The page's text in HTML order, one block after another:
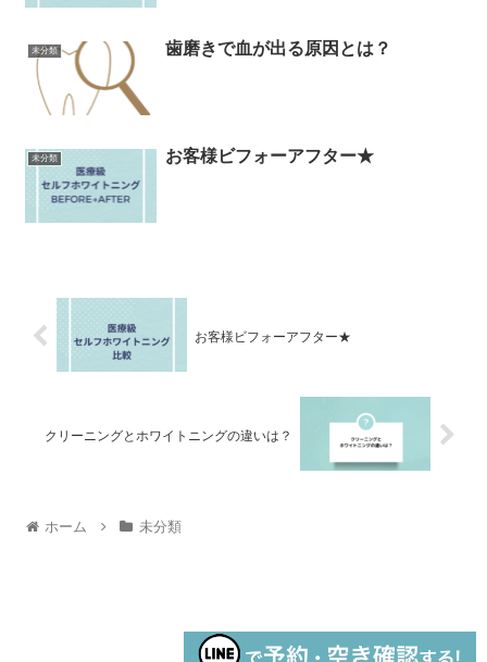
未分類 歯磨きで血が出る原因とは？
未分類 お客様ビフォーアフター★
お客様ビフォーアフター★
クリーニングとホワイトニングの違いは？
ホーム 未分類